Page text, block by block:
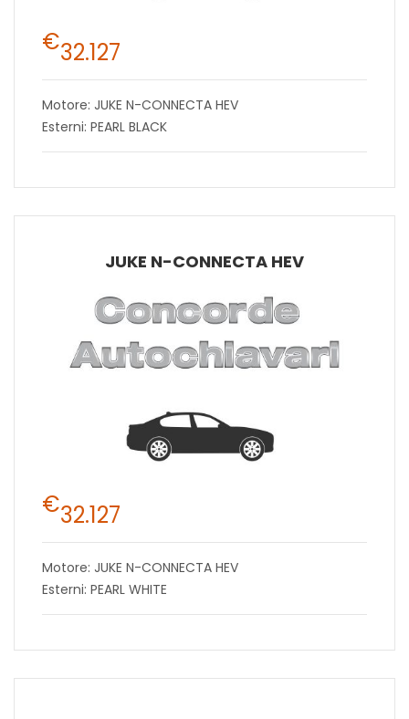
€32.127
Motore: JUKE N-CONNECTA HEV
Esterni: PEARL BLACK
JUKE N-CONNECTA HEV
€32.127
Motore: JUKE N-CONNECTA HEV
Esterni: PEARL WHITE